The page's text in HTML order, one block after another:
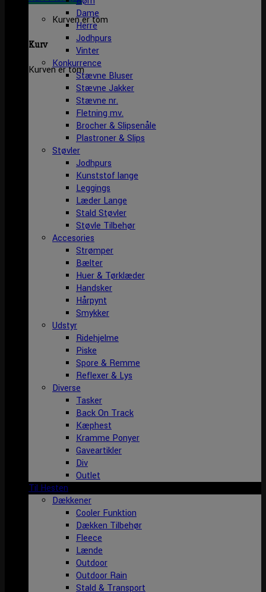
Kurven er tom
Kurv
Kurven er tom
Dame
Herre
Jodhpurs
Vinter
Konkurrence
Stævne Bluser
Stævne Jakker
Stævne nr.
Fletning mv.
Brocher & Slipsenåle
Plastroner & Slips
Støvler
Jodhpurs
Kunststof lange
Leggings
Læder Lange
Stald Støvler
Støvle Tilbehør
Accesories
Strømper
Bælter
Huer & Tørklæder
Handsker
Hårpynt
Smykker
Udstyr
Ridehjelme
Piske
Spore & Remme
Reflexer & Lys
Diverse
Tasker
Back On Track
Kæphest
Kramme Ponyer
Gaveartikler
Div
Outlet
Til Hesten
Dækkener
Cooler Funktion
Dækken Tilbehør
Fleece
Lænde
Outdoor
Outdoor Rain
Stald & Transport